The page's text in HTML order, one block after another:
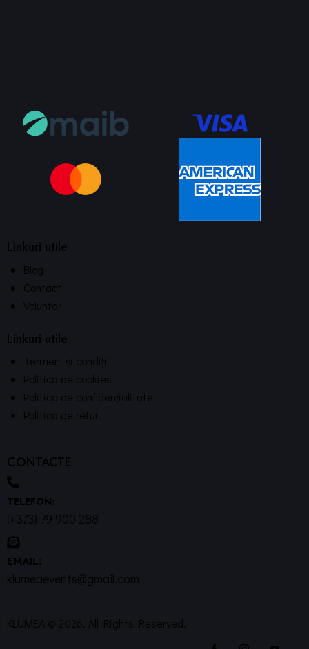
Linkuri utile
Blog
Contact
Voluntar
Linkuri utile
Termeni și condiții
Politica de cookies
Politica de confidențialitate
Politica de retur
CONTACTE
TELEFON:
(+373) 79 900 288
EMAIL:
klumeaevents@gmail.com
KLUMEA © 2026. All Rights Reserved.